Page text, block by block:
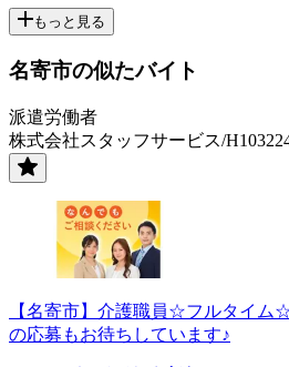
もっと見る
名寄市の似たバイト
派遣労働者
株式会社スタッフサービス/
【名寄市】介護職員☆フルタイ
の応募もお待ちしています♪